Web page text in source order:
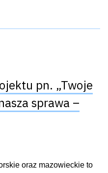
pn. „Twoje
sprawa –
oraz mazowieckie to